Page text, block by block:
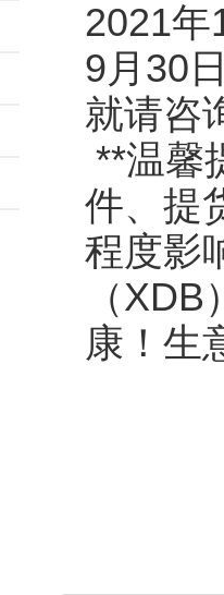
2021年
9月30
就请咨
**温馨
件、提
程度影
（
康！生